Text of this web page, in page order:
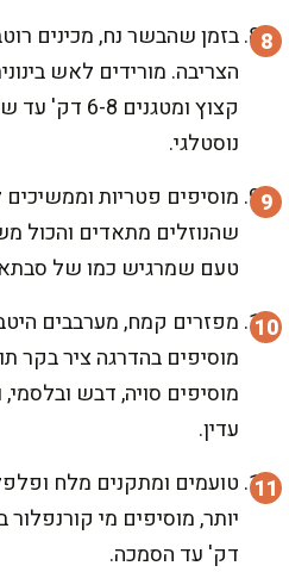
בזמן שהבשר נח, מכינים
הצריבה. מורידים לאש
קצוץ
נוסטלגי.
שהנוזלים מתאדים והכול
טעם שמרגיש כמו של
מוסיפים בהדרגה ציר בקר
עדין.
טועמים ומתקנים מלח
דק' עד הסמכה.